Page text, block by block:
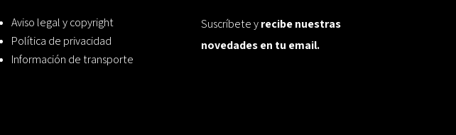
Aviso legal y copyright
Política de privacidad
Información de transporte
Suscríbete yrecibe nuestras
novedades en tu email.